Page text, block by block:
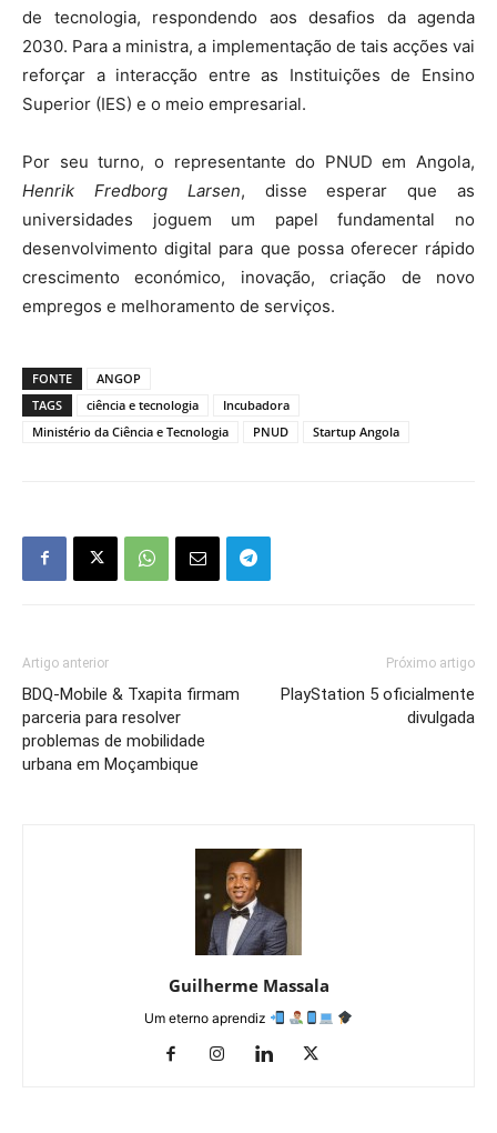
de tecnologia, respondendo aos desafios da agenda
2030. Para a ministra, a implementação de tais acções vai
reforçar a interacção entre as Instituições de Ensino
Superior (IES) e o meio empresarial.
Por seu turno, o representante do PNUD em Angola,
Henrik Fredborg Larsen, disse esperar que as
universidades joguem um papel fundamental no
desenvolvimento digital para que possa oferecer rápido
crescimento económico, inovação, criação de novo
empregos e melhoramento de serviços.
FONTE
ANGOP
TAGS
ciência e tecnologia
Incubadora
Ministério da Ciência e Tecnologia
PNUD Startup Angola
Artigo anterior
BDQ-Mobile & Txapita firmam
parceria para resolver
problemas de mobilidade
urbana em Moçambique
Próximo artigo
PlayStation 5 oficialmente
divulgada
Guilherme Massala
Um eterno aprendiz